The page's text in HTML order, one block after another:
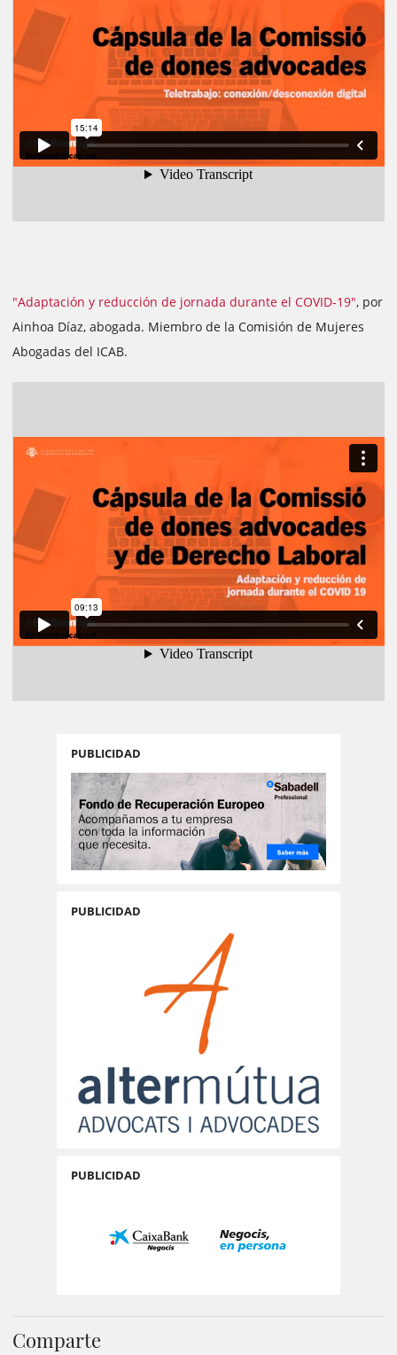
"Adaptación y reducción de jornada durante el COVID-19", por
Ainhoa Díaz, abogada. Miembro de la Comisión de Mujeres
Abogadas del ICAB.
PUBLICIDAD
PUBLICIDAD
PUBLICIDAD
Comparte